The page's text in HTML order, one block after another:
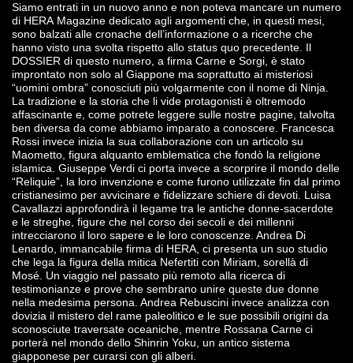
Siamo entrati in un nuovo anno e non poteva mancare un numero
di HERA Magazine dedicato agli argomenti che, in questi mesi,
sono balzati alle cronache dell’informazione o a ricerche che
hanno visto una svolta rispetto allo status quo precedente. Il
DOSSIER di questo numero, a firma Carne e Sorgi, è stato
improntato non solo al Giappone ma soprattutto ai misteriosi
“uomini ombra” conosciuti più volgarmente con il nome di Ninja.
La tradizione e la storia che li vide protagonisti è oltremodo
affascinante e, come potrete leggere sulle nostre pagine, talvolta
ben diversa da come abbiamo imparato a conoscere. Francesca
Rossi invece inizia la sua collaborazione con un articolo su
Maometto, figura alquanto emblematica che fondò la religione
islamica. Giuseppe Verdi ci porta invece a scorprire il mondo delle
“Reliquie”, la loro invenzione e come furono utilizzate fin dal primo
cristianesimo per avvicinare e fidelizzare schiere di devoti. Luisa
Cavallazzi approfondirà il legame tra le antiche donne-sacerdote
e le streghe, figure che nel corso dei secoli e dei millenni
intrecciarono il loro sapere e le loro conoscenze. Andrea Di
Lenardo, immancabile firma di HERA, ci presenta un suo studio
che lega la figura della mitica Nefertiti con Miriam, sorellà di
Mosé. Un viaggio nel passato più remoto alla ricerca di
testimonianze e prove che sembrano unire queste due donne
nella medesima persona. Andrea Rebuscini invece analizza con
dovizia il mistero del rame paleolitico e le sue possibili origini da
sconosciute traversate oceaniche, mentre Rossana Carne ci
porterà nel mondo dello Shinrin Yoku, un antico sistema
giapponese per curarsi con gli alberi.